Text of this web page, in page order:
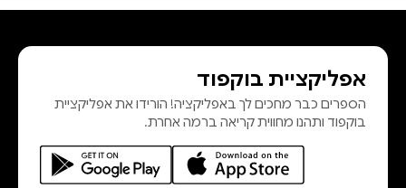
אפליקציית בוקפוד
הספרים כבר מחכים לך באפליקציה! הורידו את אפליקציית
בוקפוד ותהנו מחווית קריאה ברמה אחרת.